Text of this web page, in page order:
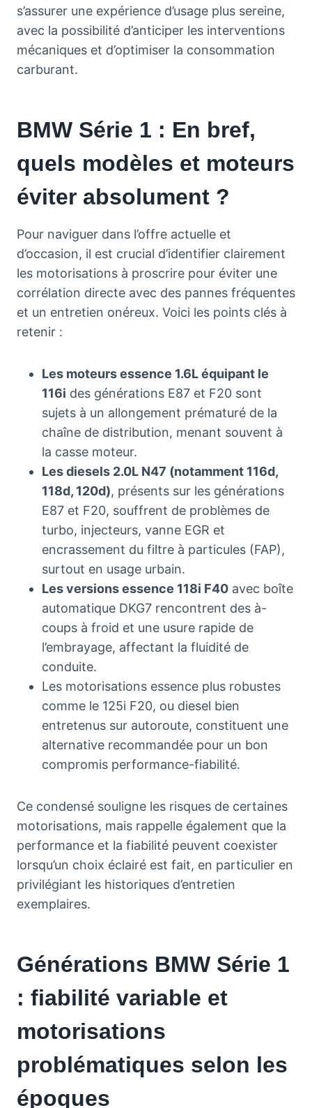
s’assurer une expérience d’usage plus sereine,
avec la possibilité d’anticiper les interventions
mécaniques et d’optimiser la consommation
carburant.
BMW Série 1 : En bref,
quels modèles et moteurs
éviter absolument ?
Pour naviguer dans l’offre actuelle et
d’occasion, il est crucial d’identifier clairement
les motorisations à proscrire pour éviter une
corrélation directe avec des pannes fréquentes
et un entretien onéreux. Voici les points clés à
retenir :
Les moteurs essence 1.6L équipant le
116i des générations E87 et F20 sont
sujets à un allongement prématuré de la
chaîne de distribution, menant souvent à
la casse moteur.
Les diesels 2.0L N47 (notamment 116d,
118d, 120d), présents sur les générations
E87 et F20, souffrent de problèmes de
turbo, injecteurs, vanne EGR et
encrassement du filtre à particules (FAP),
surtout en usage urbain.
Les versions essence 118i F40 avec boîte
automatique DKG7 rencontrent des à-
coups à froid et une usure rapide de
l’embrayage, affectant la fluidité de
conduite.
Les motorisations essence plus robustes
comme le 125i F20, ou diesel bien
entretenus sur autoroute, constituent une
alternative recommandée pour un bon
compromis performance-fiabilité.
Ce condensé souligne les risques de certaines
motorisations, mais rappelle également que la
performance et la fiabilité peuvent coexister
lorsqu’un choix éclairé est fait, en particulier en
privilégiant les historiques d’entretien
exemplaires.
Générations BMW Série 1
: fiabilité variable et
motorisations
problématiques selon les
époques